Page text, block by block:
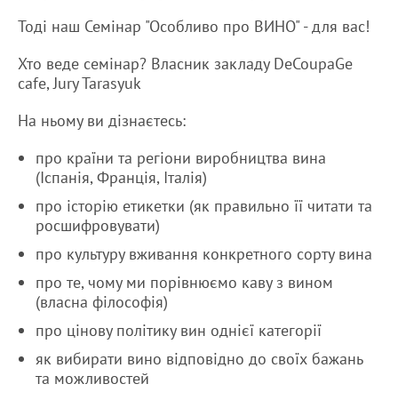
Тоді наш Семінар "Особливо про ВИНО" - для вас!
Хто веде семінар? Власник закладу DeCoupaGe
cafe, Jury Tarasyuk​
На ньому ви дізнаєтесь:
про країни та регіони виробництва вина
(Іспанія, Франція, Італія)
про історію етикетки (як правильно її читати та
росшифровувати)
про культуру вживання конкретного сорту вина
про те, чому ми порівнюємо каву з вином
(власна філософія)
про цінову політику вин однієї категорії
як вибирати вино відповідно до своїх бажань
та можливостей